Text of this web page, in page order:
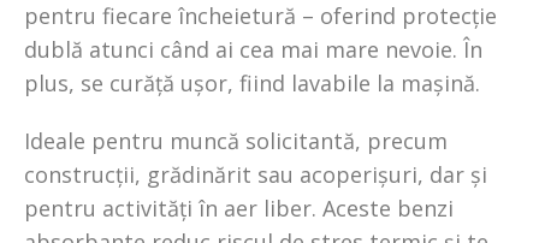
pentru fiecare încheietură – oferind protecție
dublă atunci când ai cea mai mare nevoie. În
plus, se curăță ușor, fiind lavabile la mașină.
Ideale pentru muncă solicitantă, precum
construcții, grădinărit sau acoperișuri, dar și
pentru activități în aer liber. Aceste benzi